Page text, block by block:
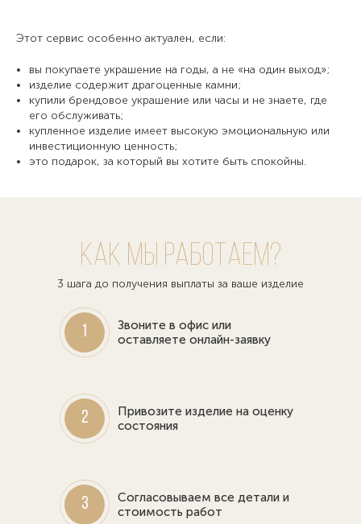
Этот сервис особенно актуален, если:
вы покупаете украшение на годы, а не «на один выход»;
изделие содержит драгоценные камни;
купили брендовое украшение или часы и не знаете, где
его обслуживать;
купленное изделие имеет высокую эмоциональную или
инвестиционную ценность;
это подарок, за который вы хотите быть спокойны.
Как мы работаем?
3 шага до получения выплаты за ваше изделие
1
Звоните в офис или
оставляете онлайн-заявку
2
Привозите изделие на оценку
состояния
3
Согласовываем все детали и
стоимость работ